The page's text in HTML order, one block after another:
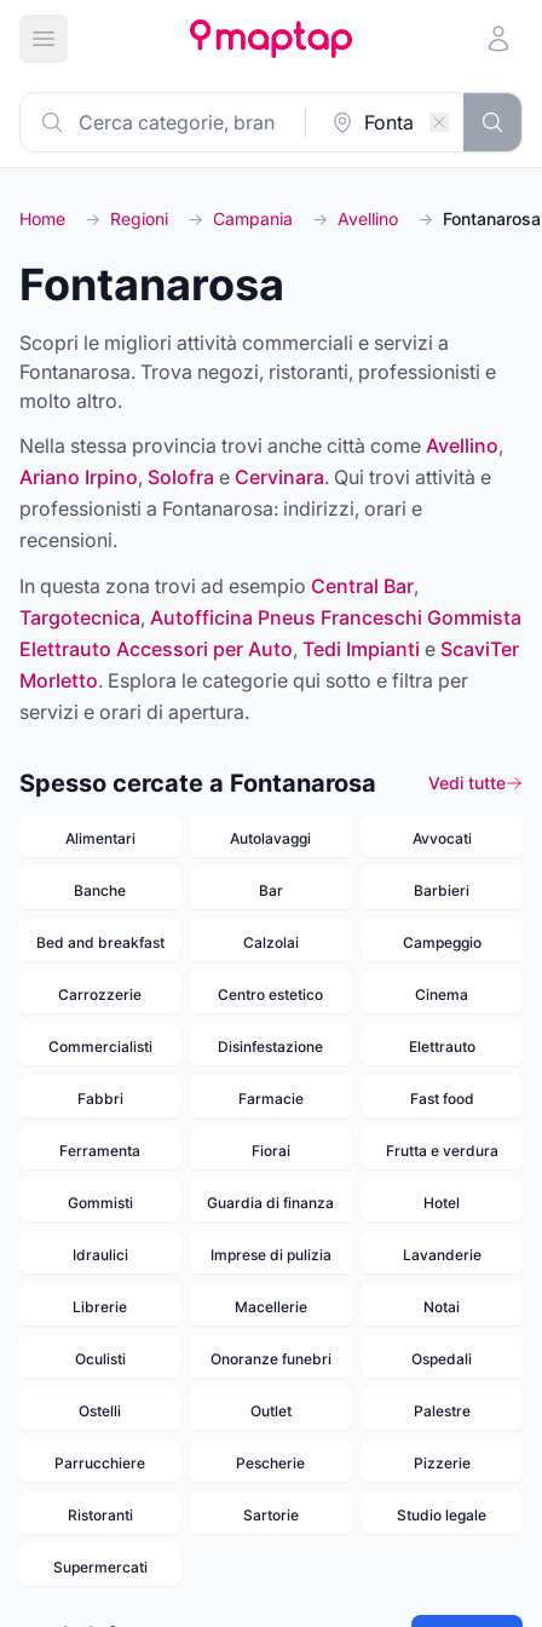
Apri menu principale
Home → Regioni → Campania → Avellino → Fontanarosa
Fontanarosa
Scopri le migliori attività commerciali e servizi a
Fontanarosa. Trova negozi, ristoranti, professionisti e
molto altro.
Nella stessa provincia trovi anche città come Avellino,
Ariano Irpino, Solofra e Cervinara. Qui trovi attività e
professionisti a Fontanarosa: indirizzi, orari e
recensioni.
In questa zona trovi ad esempio Central Bar,
Targotecnica, Autofficina Pneus Franceschi Gommista
Elettrauto Accessori per Auto, Tedi Impianti e ScaviTer
Morletto. Esplora le categorie qui sotto e filtra per
servizi e orari di apertura.
Spesso cercate a Fontanarosa Vedi tutte
Alimentari Autolavaggi Avvocati
Banche Bar Barbieri
Bed and breakfast Calzolai Campeggio
Carrozzerie Centro estetico Cinema
Commercialisti Disinfestazione Elettrauto
Fabbri Farmacie Fast food
Ferramenta Fiorai Frutta e verdura
Gommisti Guardia di finanza Hotel
Idraulici Imprese di pulizia Lavanderie
Librerie Macellerie Notai
Oculisti Onoranze funebri Ospedali
Ostelli Outlet Palestre
Parrucchiere Pescherie Pizzerie
Ristoranti Sartorie Studio legale
Supermercati